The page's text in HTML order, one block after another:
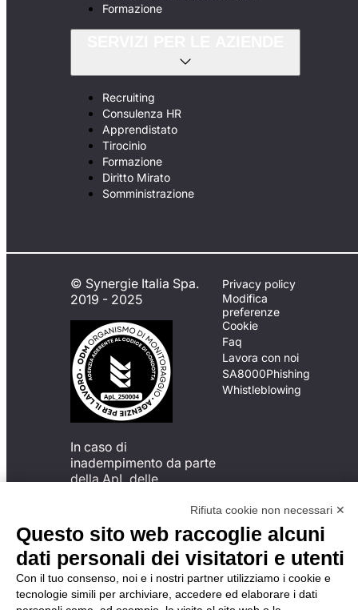
Formazione
Recruiting
Consulenza HR
Apprendistato
Tirocinio
Formazione
Diritto Mirato
Somministrazione
© Synergie Italia Spa.
2019 - 2025
In caso di
inadempimento da parte
della ApL delle
del Codice di Condotta, è
possibile presentare un
reclamo
all’Organismo di
Monitoraggio utilizzando
una delle modalità
descritte al seguente
Privacy policy
Modifica
preferenze
Cookie
Faq
Lavora con noi
SA8000Phishing
Whistleblowing
Rifiuta cookie non necessari ✕
Questo sito web raccoglie alcuni
dati personali dei visitatori e utenti
Con il tuo consenso, noi e i nostri partner utilizziamo i cookie e
tecnologie simili per archiviare, accedere ed elaborare i dati